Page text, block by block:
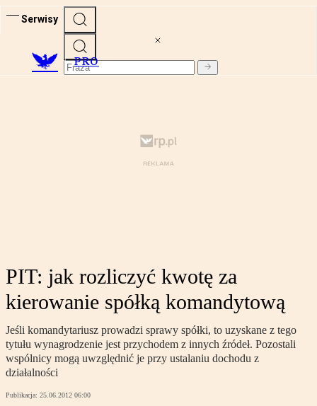
Serwisy
PRO
PIT: jak rozliczyć kwotę za
kierowanie spółką komandytową
Jeśli komandytariusz prowadzi sprawy spółki, to uzyskane z tego
tytułu wynagrodzenie jest przychodem z innych źródeł. Pozostali
wspólnicy mogą uwzględnić je przy ustalaniu dochodu z
działalności
Publikacja: 25.06.2012 06:00